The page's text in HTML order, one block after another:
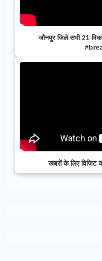
जौनपुर जिले सभी 21
खबरों के लिए विजिट